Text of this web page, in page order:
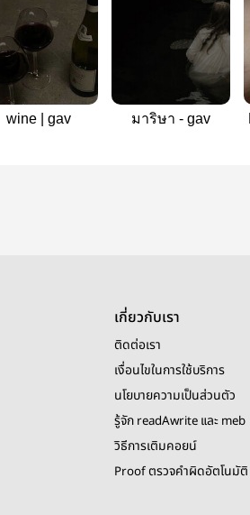
wine | gav มาริษา - gav
เกี่ยวกับเรา
ติดต่อเรา
เงื่อนไขในการใช้บริการ
นโยบายความเป็นส่วนตัว
รู้จัก readAwrite และ meb
วิธีการเติมคอยน์
Proof ตรวจคำผิดอัตโนมัติ